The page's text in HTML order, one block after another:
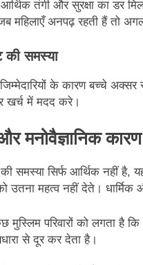
तंगी और सुरक्षा का डर
महिलाएँ अनपढ़ रहती हैं तो
समस्या
के कारण बच्चे
खर्च में मदद करे।
मनोवैज्ञानिक कारण
की समस्या सिर्फ आर्थिक नहीं
उतना महत्व नहीं देते।
परिवारों को लगता है
से दूर कर देता है।